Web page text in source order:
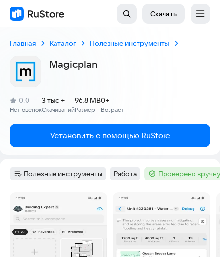
Скачать
Главная Каталог Полезные инструменты
Magicplan
Рейтинг:
0,0
(
Нет оценок
)
Скачиваний
3 тыс +
Размер
96.8 MB
Возраст
0+
Установить с помощью RuStore
Категория:
Полезные инструменты Тег:
Работа Тег :Проверено
Скриншоты